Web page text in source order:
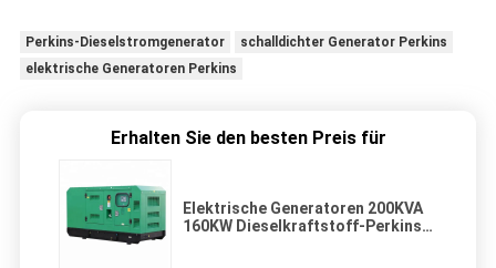
Perkins-Dieselstromgenerator
schalldichter Generator Perkins
elektrische Generatoren Perkins
Erhalten Sie den besten Preis für
Elektrische Generatoren 200KVA
160KW Dieselkraftstoff-Perkins